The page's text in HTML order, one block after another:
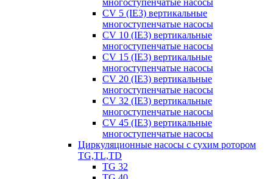
многоступенчатые насосы
CV 5 (IE3) вертикальные
многоступенчатые насосы
CV 10 (IE3) вертикальные
многоступенчатые насосы
CV 15 (IE3) вертикальные
многоступенчатые насосы
CV 20 (IE3) вертикальные
многоступенчатые насосы
CV 32 (IE3) вертикальные
многоступенчатые насосы
CV 45 (IE3) вертикальные
многоступенчатые насосы
Циркуляционные насосы с сухим ротором
TG,TL,TD
TG 32